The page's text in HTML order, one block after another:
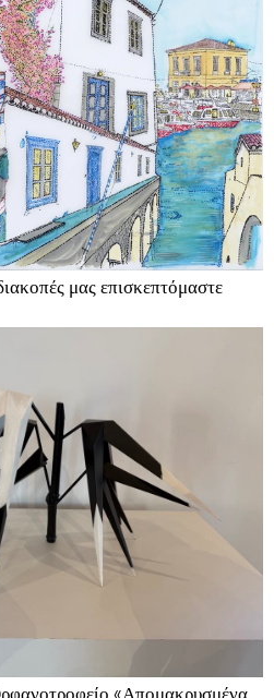
μας επισκεπτόμαστε
«Απομακρυσμένα